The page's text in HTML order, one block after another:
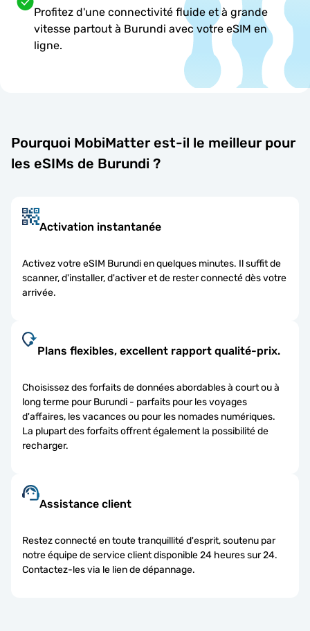
Profitez d'une connectivité fluide et à grande
vitesse partout à Burundi avec votre eSIM en
ligne.
Pourquoi MobiMatter est-il le meilleur pour
les eSIMs de Burundi ?
Activation instantanée
Activez votre eSIM Burundi en quelques minutes. Il suffit de
scanner, d'installer, d'activer et de rester connecté dès votre
arrivée.
Plans flexibles, excellent rapport qualité-prix.
Choisissez des forfaits de données abordables à court ou à
long terme pour Burundi - parfaits pour les voyages
d'affaires, les vacances ou pour les nomades numériques.
La plupart des forfaits offrent également la possibilité de
recharger.
Assistance client
Restez connecté en toute tranquillité d'esprit, soutenu par
notre équipe de service client disponible 24 heures sur 24.
Contactez-les via le lien de dépannage.